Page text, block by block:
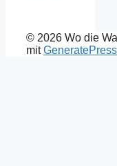
© 2026 Wo die
mitGeneratePress